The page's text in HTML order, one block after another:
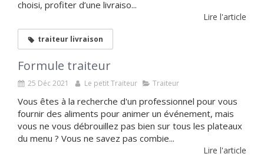
choisi, profiter d’une livraiso...
Lire l'article
traiteur livraison
Formule traiteur
25 Déc 2021 Le petit Traiteur Traiteur
Vous êtes à la recherche d'un professionnel pour vous
fournir des aliments pour animer un événement, mais
vous ne vous débrouillez pas bien sur tous les plateaux
du menu ? Vous ne savez pas combie...
Lire l'article